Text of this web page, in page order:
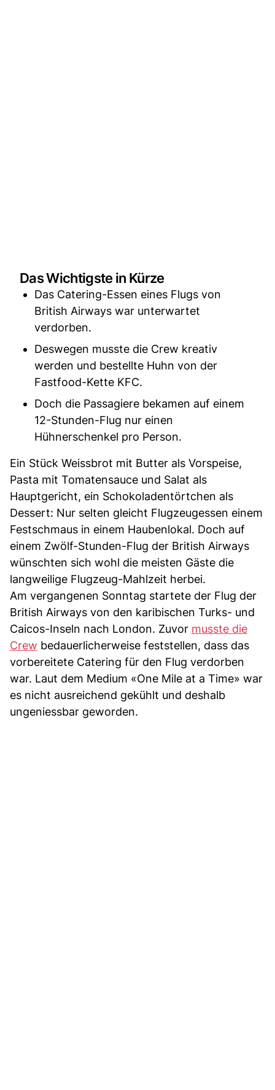
Das Wichtigste in Kürze
Das Catering-Essen eines Flugs von
British Airways war unterwartet
verdorben.
Deswegen musste die Crew kreativ
werden und bestellte Huhn von der
Fastfood-Kette KFC.
Doch die Passagiere bekamen auf einem
12-Stunden-Flug nur einen
Hühnerschenkel pro Person.
Ein Stück Weissbrot mit Butter als Vorspeise,
Pasta mit Tomatensauce und Salat als
Hauptgericht, ein Schokoladentörtchen als
Dessert: Nur selten gleicht Flugzeugessen einem
Festschmaus in einem Haubenlokal. Doch auf
einem Zwölf-Stunden-Flug der British Airways
wünschten sich wohl die meisten Gäste die
langweilige Flugzeug-Mahlzeit herbei.
Am vergangenen Sonntag startete der Flug der
British Airways von den karibischen Turks- und
Caicos-Inseln nach London. Zuvor musste die
Crew bedauerlicherweise feststellen, dass das
vorbereitete Catering für den Flug verdorben
war. Laut dem Medium «One Mile at a Time» war
es nicht ausreichend gekühlt und deshalb
ungeniessbar geworden.